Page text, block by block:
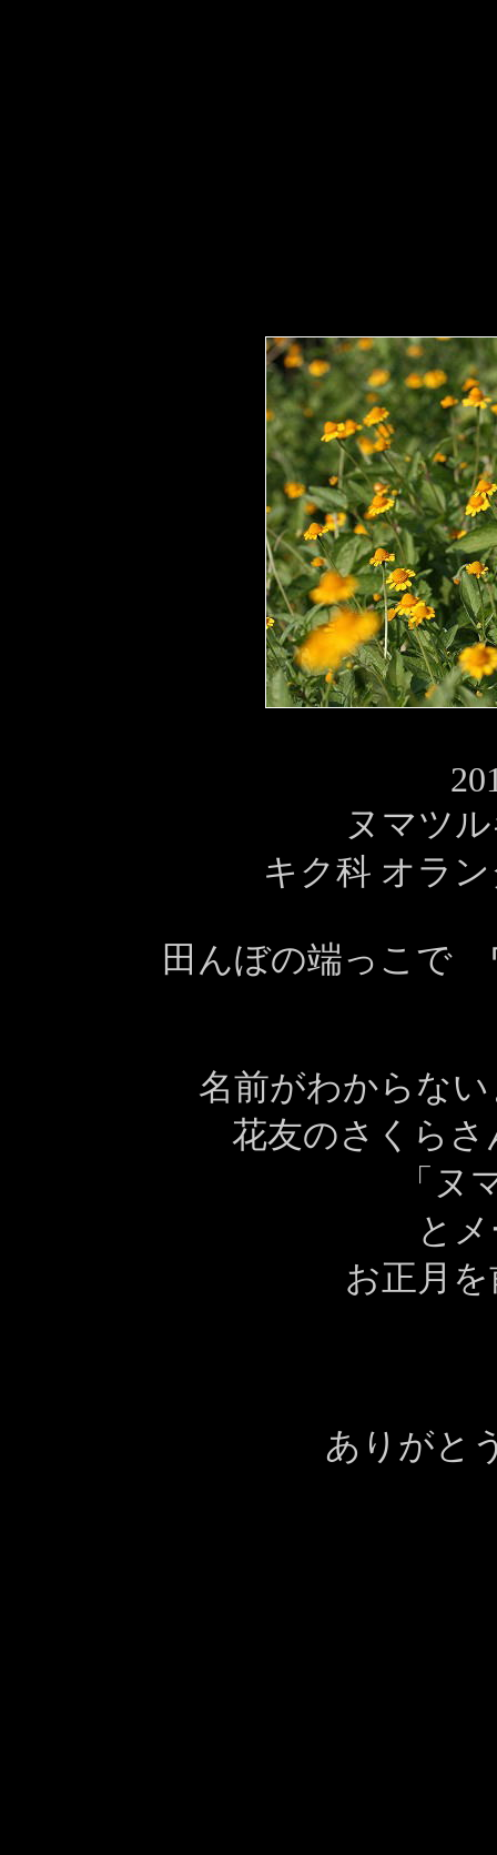
ヌマツ
キク科 オラ
田んぼの端っこで
名前がわからな
花友のさくら
「ヌ
と
お正月
ありがと